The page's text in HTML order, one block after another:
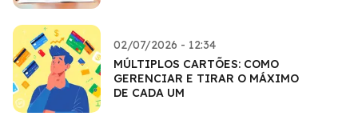
02/07/2026 - 12:34
MÚLTIPLOS CARTÕES: COMO
GERENCIAR E TIRAR O MÁXIMO
DE CADA UM